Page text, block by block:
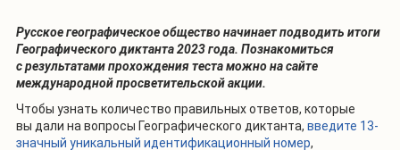
Русское географическое общество начинает подводить итоги
Географического диктанта 2023 года. Познакомиться
с результатами прохождения теста можно на сайте
международной просветительской акции.
Чтобы узнать количество правильных ответов, которые
вы дали на вопросы Географического диктанта, введите 13-
значный уникальный идентификационный номер,